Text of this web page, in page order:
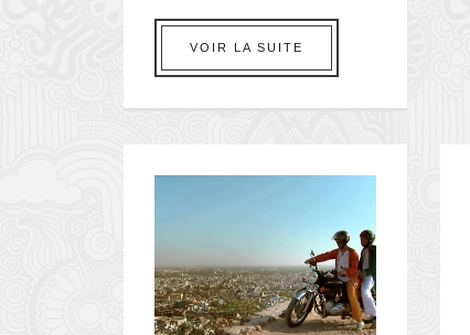
VOIR LA SUITE